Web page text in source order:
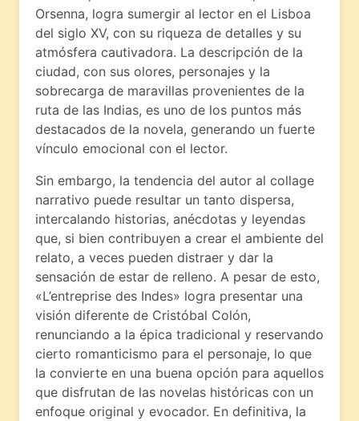
Orsenna, logra sumergir al lector en el Lisboa
del siglo XV, con su riqueza de detalles y su
atmósfera cautivadora. La descripción de la
ciudad, con sus olores, personajes y la
sobrecarga de maravillas provenientes de la
ruta de las Indias, es uno de los puntos más
destacados de la novela, generando un fuerte
vínculo emocional con el lector.
Sin embargo, la tendencia del autor al collage
narrativo puede resultar un tanto dispersa,
intercalando historias, anécdotas y leyendas
que, si bien contribuyen a crear el ambiente del
relato, a veces pueden distraer y dar la
sensación de estar de relleno. A pesar de esto,
«L’entreprise des Indes» logra presentar una
visión diferente de Cristóbal Colón,
renunciando a la épica tradicional y reservando
cierto romanticismo para el personaje, lo que
la convierte en una buena opción para aquellos
que disfrutan de las novelas históricas con un
enfoque original y evocador. En definitiva, la